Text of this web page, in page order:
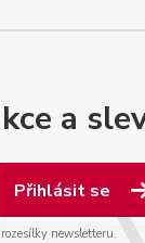
a
Přihlásit se
newsletteru.